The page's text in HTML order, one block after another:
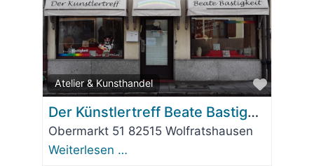
Atelier & Kunsthandel
Favorit
Der Künstlertreff Beate Bastigkeit
Obermarkt 51 82515 Wolfratshausen
Weiterlesen …